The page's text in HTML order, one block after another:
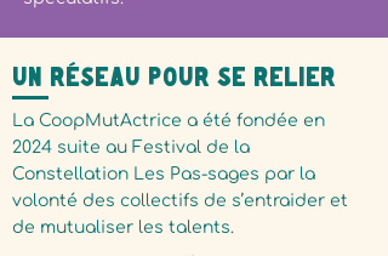
Un réseau pour se relier
La CoopMutActrice a été fondée en
2024 suite au Festival de la
Constellation Les Pas-sages par la
volonté des collectifs de s’entraider et
de mutualiser les talents.